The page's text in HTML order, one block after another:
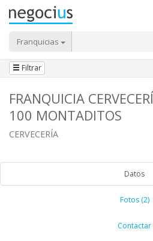
Franquicias
Filtrar
FRANQUICIA
100 MONTADITOS
CERVECERÍA
Datos
Fotos (2)
Contactar